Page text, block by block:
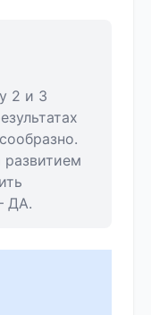
2 и 3
развитием
ДА.